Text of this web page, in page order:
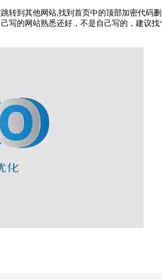
转到其他网站,找到首页中的顶部加密代码
写的网站熟悉还好，不是自己写的，建议